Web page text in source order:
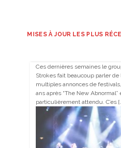
MISES À JOUR LES PLUS
Ces dernières semaines le
Strokes fait beaucoup parler
multiples annonces de
ans après “The New Abnormal”
particulièrement attendu. C’es